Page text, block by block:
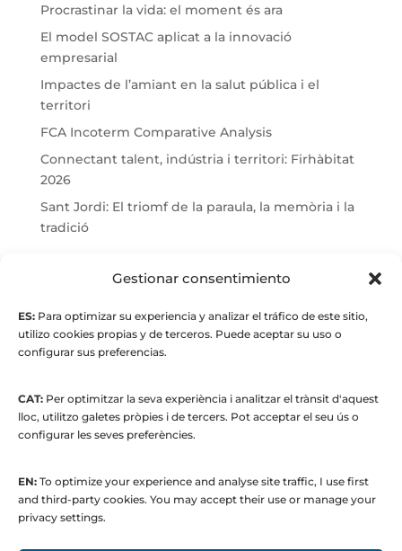
Gestionar consentimiento
ES: Para optimizar su experiencia y analizar el tráfico de este sitio,
utilizo cookies propias y de terceros. Puede aceptar su uso o
configurar sus preferencias.
CAT: Per optimitzar la seva experiència i analitzar el trànsit d'aquest
lloc, utilitzo galetes pròpies i de tercers. Pot acceptar el seu ús o
configurar les seves preferències.
EN: To optimize your experience and analyse site traffic, I use first
and third-party cookies. You may accept their use or manage your
privacy settings.
Procrastinar la vida: el moment és ara
El model SOSTAC aplicat a la innovació
empresarial
Impactes de l’amiant en la salut pública i el
territori
FCA Incoterm Comparative Analysis
Connectant talent, indústria i territori: Firhàbitat
2026
Sant Jordi: El triomf de la paraula, la memòria i la
tradició
© Maria Fernandez Alonso
Full index
© 2015 to present. María Fernández Alonso
Strategic Manager | Corporate